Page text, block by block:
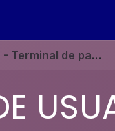
de pago - Tyro